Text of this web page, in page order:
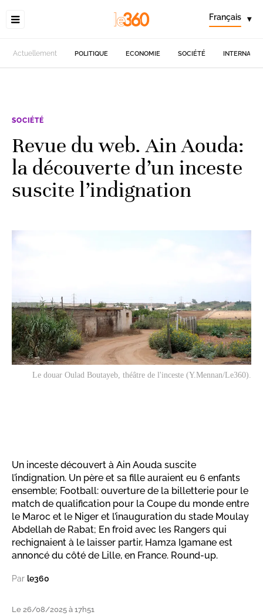
Français ▾
Actuellement POLITIQUE ECONOMIE SOCIÉTÉ
SOCIÉTÉ
Revue du web. Ain Aouda:
la découverte d’un inceste
suscite l’indignation
Le douar Oulad Boutayeb, théâtre de l'inceste (Y.Mennan/Le360).
Un inceste découvert à Ain Aouda suscite
l’indignation. Un père et sa fille auraient eu 6 enfants
ensemble; Football: ouverture de la billetterie pour le
match de qualification pour la Coupe du monde entre
le Maroc et le Niger et l’inauguration du stade Moulay
Abdellah de Rabat; En froid avec les Rangers qui
rechignaient à le laisser partir, Hamza Igamane est
annoncé du côté de Lille, en France. Round-up.
Par le360
Le 26/08/2025 à 17h51